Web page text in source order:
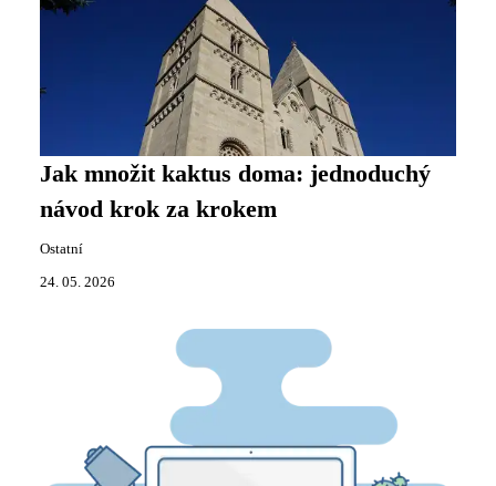
Jak množit kaktus doma: jednoduchý
návod krok za krokem
Ostatní
24. 05. 2026